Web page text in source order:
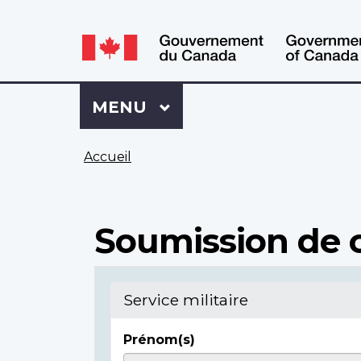
Language
switcher
Language
switcher
Se
connecter
à
Dossier
Menu
MENU PRINCIPAL
Accueil
Soumission de
Service militaire
Prénom(s)